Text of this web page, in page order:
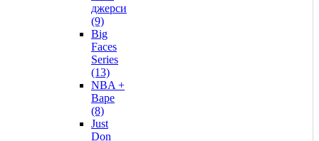
джерси
(9)
Big
Faces
Series
(13)
NBA +
Bape
(8)
Just
Don